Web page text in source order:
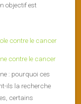
objectif est
contre le cancer
: pourquoi ces
ils la recherche
certains